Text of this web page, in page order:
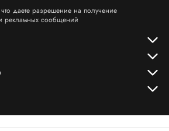
даете разрешение на получение
рекламных сообщений